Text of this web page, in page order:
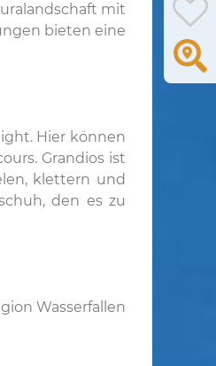
mit
bieten eine
Hier können
Grandios ist
klettern und
den es zu
Wasserfallen